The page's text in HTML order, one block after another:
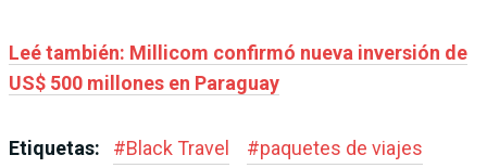
Leé también: Millicom confirmó nueva inversión de
US$ 500 millones en Paraguay
Etiquetas: #Black Travel #paquetes de viajes